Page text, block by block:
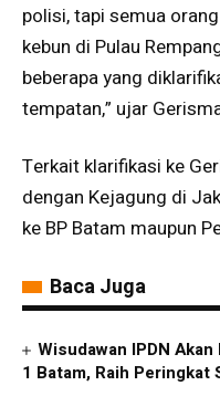
polisi, tapi semua
kebun di Pulau
beberapa yang
tempatan,” ujar
Terkait klarifikasi ke
dengan Kejagung di
ke BP Batam maupun
Baca Juga
Wisudawan IPDN
1 Batam, Raih Peringkat